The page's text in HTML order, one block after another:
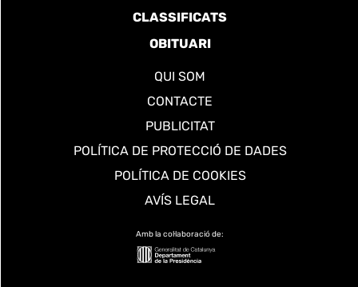
CLASSIFICATS
OBITUARI
QUI SOM
CONTACTE
PUBLICITAT
POLÍTICA DE PROTECCIÓ DE DADES
POLÍTICA DE COOKIES
AVÍS LEGAL
Amb la col·laboració de: